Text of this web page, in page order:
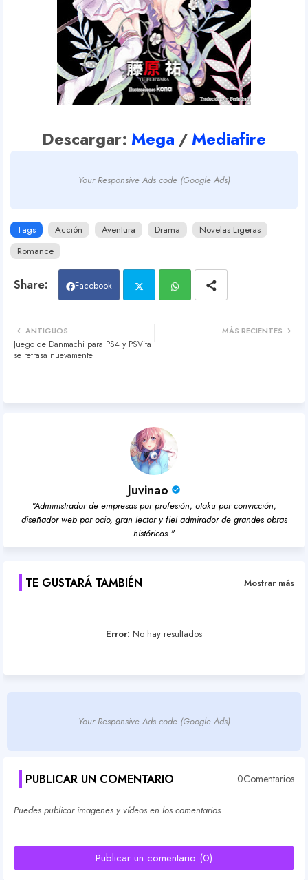
Descargar: Mega /Mediafire
Your Responsive Ads code (Google Ads)
Tags Acción Aventura Drama
Novelas Ligeras
Romance
Facebook
ter
MÁS RECIENTES
ANTIGUOS
Juego de Danmachi para PS4 y PSVita
se retrasa nuevamente
Juvinao
"Administrador de empresas por profesión, otaku por convicción,
diseñador web por ocio, gran lector y fiel admirador de grandes obras
históricas."
TE GUSTARÁ TAMBIÉN Mostrar más
Error: No hay resultados
Your Responsive Ads code (Google Ads)
PUBLICAR UN COMENTARIO 0Comentarios
Puedes publicar imagenes y vídeos en los comentarios.
Publicar un comentario (0)